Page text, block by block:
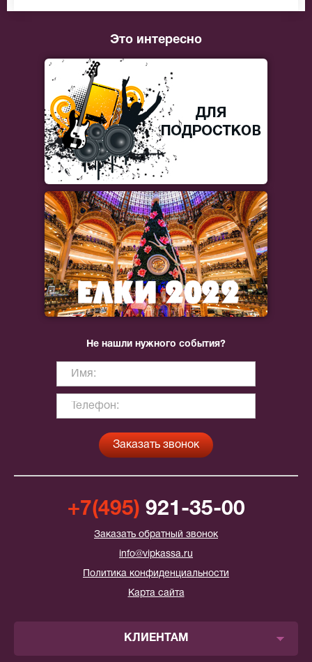
Это интересно
Не нашли нужного события?
+7(495) 921-35-00
Заказать обратный звонок
info@vipkassa.ru
Политика конфиденциальности
Карта сайта
КЛИЕНТАМ